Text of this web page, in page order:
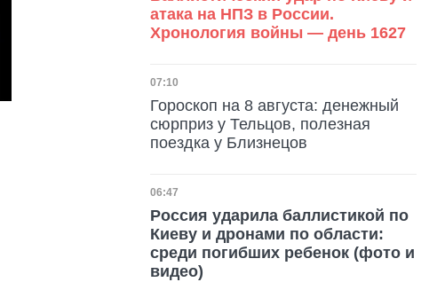
атака на НПЗ в России.
Хронология войны — день 1627
Дата публикации
07:10
Гороскоп на 8 августа: денежный
сюрприз у Тельцов, полезная
поездка у Близнецов
Дата публикации
06:47
Россия ударила баллистикой по
Киеву и дронами по области:
среди погибших ребенок (фото и
видео)